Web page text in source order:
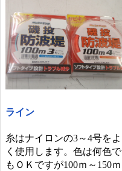
ライン
糸はナイロンの3～4号をよ
く使用します。色は何色で
もＯＫですが100ｍ～150ｍ